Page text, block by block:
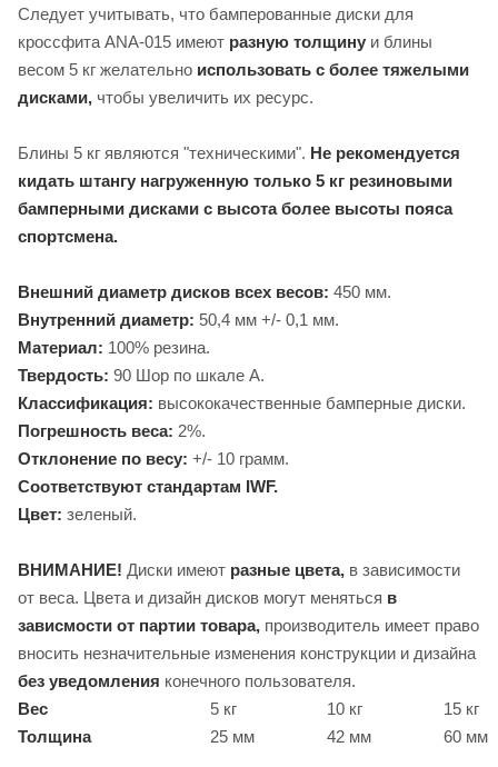
Следует учитывать, что бамперованные диски для
кроссфита ANA-015 имеют разную толщину и блины
весом 5 кг желательно использовать с более тяжелыми
дисками, чтобы увеличить их ресурс.
Блины 5 кг являются "техническими". Не рекомендуется
кидать штангу нагруженную только 5 кг резиновыми
бамперными дисками с высота более высоты пояса
спортсмена.
Внешний диаметр дисков всех весов: 450 мм.
Внутренний диаметр: 50,4 мм +/- 0,1 мм.
Материал: 100% резина.
Твердость: 90 Шор по шкале А.
Классификация: высококачественные бамперные диски.
Погрешность веса: 2%.
Отклонение по весу: +/- 10 грамм.
Соответствуют стандартам IWF.
Цвет: зеленый.
ВНИМАНИЕ! Диски имеют разные цвета, в зависимости
от веса. Цвета и дизайн дисков могут меняться в
зависмости от партии товара, производитель имеет право
вносить незначительные изменения конструкции и дизайна
без уведомления конечного пользователя.
Вес
5 кг 10 кг
15 кг
Толщина
25 мм 42 мм 60 мм